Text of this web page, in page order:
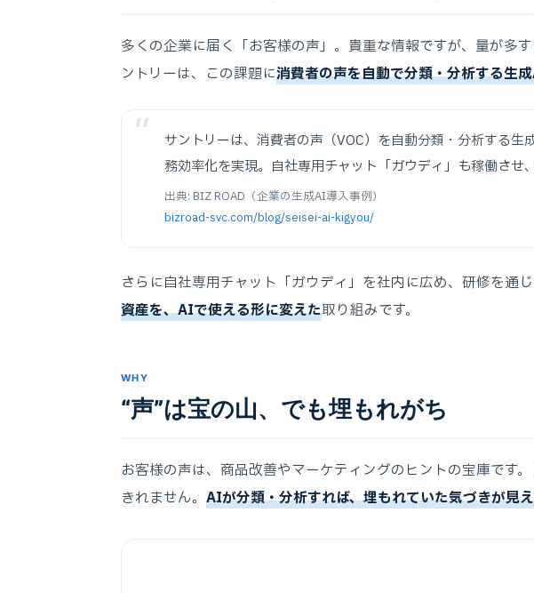
多くの企業に届く「お客様の声」。貴重な情報ですが、量が多
ントリーは、この課題に消費者の声を自動で分類・分析する生
サントリーは、消費者の声（VOC）を自動分類・分析する
務効率化を実現。自社専用チャット「ガウディ」も稼働させ
出典: BIZ ROAD（企業の生成AI導入事例）
bizroad-svc.com/blog/seisei-ai-kigyou/
さらに自社専用チャット「ガウディ」を社内に広め、研修を通じ
資産を、AIで使える形に変えた取り組みです。
WHY
“声”は宝の山、でも埋もれがち
お客様の声は、商品改善やマーケティングのヒントの宝庫です
きれません。 AIが分類・分析すれば、埋もれていた気づきが見